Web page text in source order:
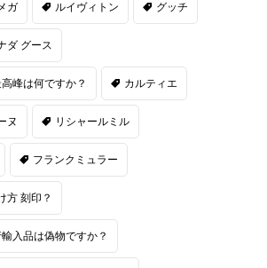
ガ ルイヴィトン グッチ
ダ グース
峰は何ですか？ カルティエ
ヌ リシャールミル
フランクミュラー
方 刻印？
入品は偽物ですか？